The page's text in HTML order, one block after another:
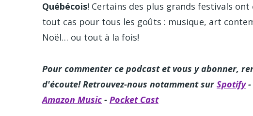
Québécois! Certains des plus grands festivals
tout cas pour tous les goûts : musique, art
Noël… ou tout à la fois!
Pour commenter ce podcast et vous y abonner,
d'écoute! Retrouvez-nous notamment sur Spotify-
Amazon Music - Pocket Cast